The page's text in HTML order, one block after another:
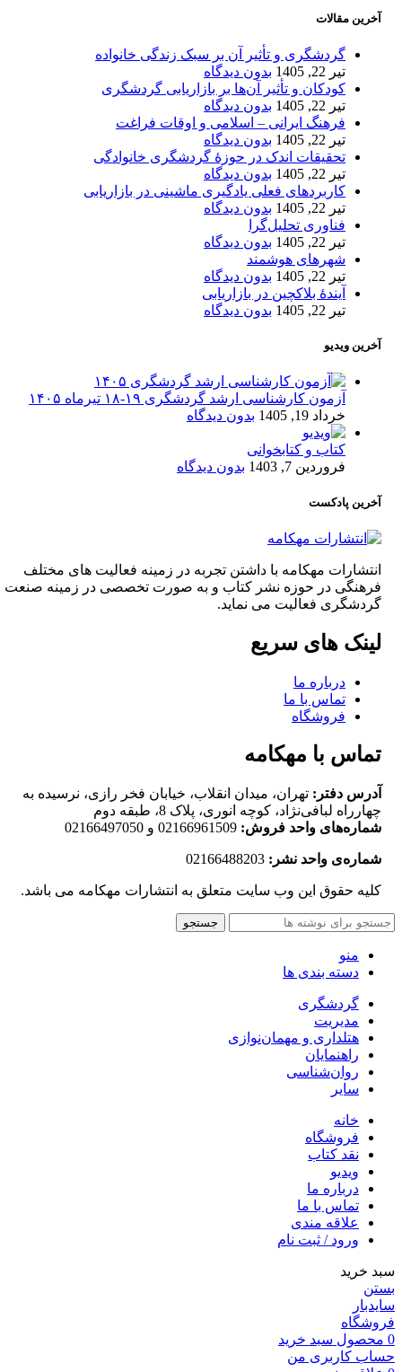
آخرین مقالات
گردشگری و تأثیر آن بر سبک زندگی خانواده
تیر 22, 1405
بدون دیدگاه
کودکان و تأثیر آن‌ها بر بازاریابی گردشگری
تیر 22, 1405
بدون دیدگاه
فرهنگ ایرانی – اسلامی و اوقات فراغت
تیر 22, 1405
بدون دیدگاه
تحقیقات اندک در حوزۀ گردشگری خانوادگی
تیر 22, 1405
بدون دیدگاه
کاربردهای فعلی یادگیری ماشینی در بازاریابی
تیر 22, 1405
بدون دیدگاه
فناوری تحلیل‌گرا
تیر 22, 1405
بدون دیدگاه
شهرهای هوشمند
تیر 22, 1405
بدون دیدگاه
آیندۀ بلاکچین در بازاریابی
تیر 22, 1405
بدون دیدگاه
آخرین ویدیو
آزمون کارشناسی ارشد گردشگری ۱۹-۱۸ تیرماه ۱۴۰۵
خرداد 19, 1405
بدون دیدگاه
کتاب و کتابخوانی
فروردین 7, 1403
بدون دیدگاه
آخرین پادکست
انتشارات مهکامه با داشتن تجربه در زمینه فعالیت های مختلف
فرهنگی در حوزه نشر کتاب و به صورت تخصصی در زمینه صنعت
گردشگری فعالیت می نماید.
لینک های سریع
درباره ما
تماس با ما
فروشگاه
تماس با مهکامه
آدرس دفتر: تهران، میدان انقلاب، خیابان فخر رازی، نرسیده به
چهارراه لبافی‌نژاد، کوچه انوری، پلاک 8، طبقه دوم
شماره‌های واحد فروش: 02166961509 و 02166497050
شماره‌‌ی واحد نشر:
کلیه حقوق این وب سایت متعلق به انتشارات مهکامه می باشد.
جستجو
منو
دسته بندی ها
گردشگری
مدیریت
هتلداری و مهمان‌نوازی
راهنمایان
روان‌شناسی
سایر
خانه
فروشگاه
نقد کتاب
ویدیو
درباره‌ ما
تماس با ما
علاقه مندی
ورود / ثبت نام
سبد خرید
بستن
سایدبار
فروشگاه
0 محصول سبد خرید
حساب کاربری من